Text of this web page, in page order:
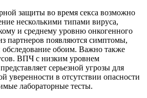
защиты во время секса возможно
несколькими типами вируса,
и среднему уровню онкогенного
партнеров появляются симптомы,
обследование обоим. Важно также
ВПЧ с низким уровнем
серьезной угрозы для
уверенности в отсутствии опасности
лабораторные тесты.